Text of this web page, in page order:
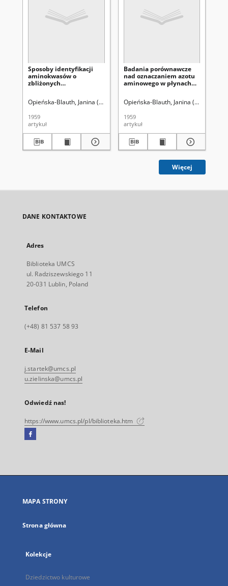
Sposoby identyfikacji
aminokwasów o
zbliżonych
Opieńska-Blauth, Janina (1895-1987). Karbownicka, Jadwiga.
1959
artykuł
Badania porównawcze
nad oznaczaniem azotu
aminowego w płynach
Opieńska-Blauth, Janina (1895-1987).
1959
artykuł
Więcej
DANE KONTAKTOWE
Adres
Biblioteka UMCS
ul. Radziszewskiego 11
20-031 Lublin, Poland
Telefon
(+48) 81 537 58 93
E-Mail
j.startek@umcs.pl
u.zielinska@umcs.pl
Odwiedź nas!
https://www.umcs.pl/pl/biblioteka.htm
Facebook
się
karcie
MAPA STRONY
Strona główna
Kolekcje
Dziedzictwo kulturowe